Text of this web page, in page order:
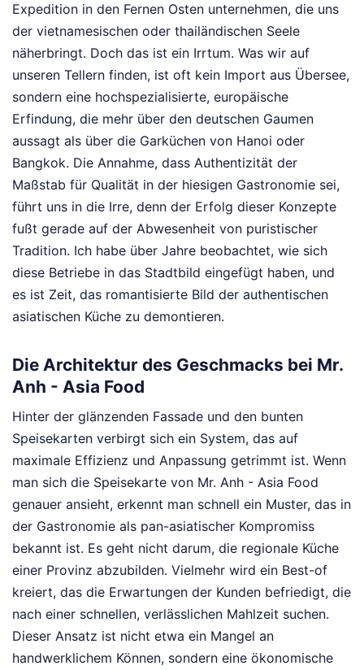
Expedition in den Fernen Osten unternehmen, die uns
der vietnamesischen oder thailändischen Seele
näherbringt. Doch das ist ein Irrtum. Was wir auf
unseren Tellern finden, ist oft kein Import aus Übersee,
sondern eine hochspezialisierte, europäische
Erfindung, die mehr über den deutschen Gaumen
aussagt als über die Garküchen von Hanoi oder
Bangkok. Die Annahme, dass Authentizität der
Maßstab für Qualität in der hiesigen Gastronomie sei,
führt uns in die Irre, denn der Erfolg dieser Konzepte
fußt gerade auf der Abwesenheit von puristischer
Tradition. Ich habe über Jahre beobachtet, wie sich
diese Betriebe in das Stadtbild eingefügt haben, und
es ist Zeit, das romantisierte Bild der authentischen
asiatischen Küche zu demontieren.
Die Architektur des Geschmacks bei Mr.
Anh - Asia Food
Hinter der glänzenden Fassade und den bunten
Speisekarten verbirgt sich ein System, das auf
maximale Effizienz und Anpassung getrimmt ist. Wenn
man sich die Speisekarte von Mr. Anh - Asia Food
genauer ansieht, erkennt man schnell ein Muster, das in
der Gastronomie als pan-asiatischer Kompromiss
bekannt ist. Es geht nicht darum, die regionale Küche
einer Provinz abzubilden. Vielmehr wird ein Best-of
kreiert, das die Erwartungen der Kunden befriedigt, die
nach einer schnellen, verlässlichen Mahlzeit suchen.
Dieser Ansatz ist nicht etwa ein Mangel an
handwerklichem Können, sondern eine ökonomische